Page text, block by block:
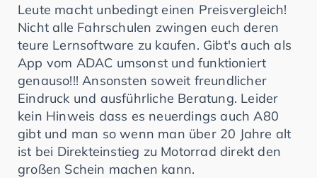
Leute macht unbedingt einen Preisvergleich!
Nicht alle Fahrschulen zwingen euch deren
teure Lernsoftware zu kaufen. Gibt's auch als
App vom ADAC umsonst und funktioniert
genauso!!! Ansonsten soweit freundlicher
Eindruck und ausführliche Beratung. Leider
kein Hinweis dass es neuerdings auch A80
gibt und man so wenn man über 20 Jahre alt
ist bei Direkteinstieg zu Motorrad direkt den
großen Schein machen kann.